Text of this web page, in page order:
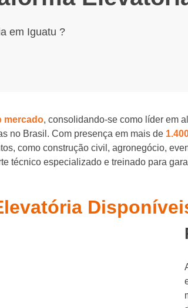
em Iguatu ?
mercado, consolidando-se como líder em
no Brasil. Com presença em mais de
como construção civil, agronegócio,
técnico especializado e treinado para